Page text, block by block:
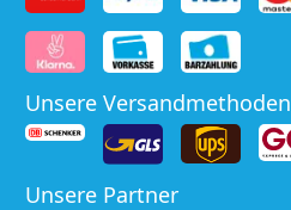
Unsere Versandmethoden
Unsere Partner